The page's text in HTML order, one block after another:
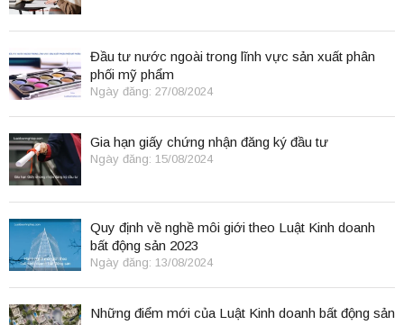
Đầu tư nước ngoài trong lĩnh vực sản xuất phân
phối mỹ phẩm
Ngày đăng: 27/08/2024
Gia hạn giấy chứng nhận đăng ký đầu tư
Ngày đăng: 15/08/2024
Quy định về nghề môi giới theo Luật Kinh doanh
bất động sản 2023
Ngày đăng: 13/08/2024
Những điểm mới của Luật Kinh doanh bất động sản